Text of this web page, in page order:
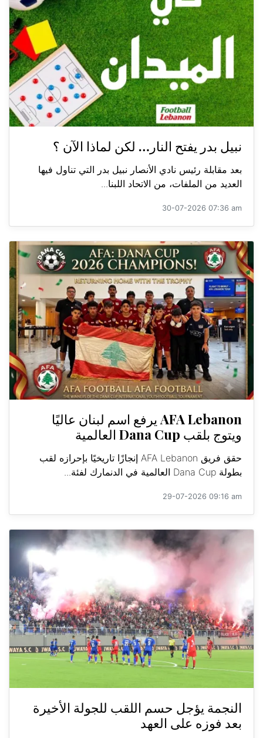
نبيل بدر يفتح النار… لكن لماذا الآن ؟
بعد مقابلة رئيس نادي الأنصار نبيل بدر التي تناول فيها
العديد من الملفات، من الاتحاد اللبنا...
30-07-2026 07:36 am
AFA Lebanon يرفع اسم لبنان عاليًا
ويتوج بلقب Dana Cup العالمية
حقق فريق AFA Lebanon إنجازًا تاريخيًا بإحرازه لقب
بطولة Dana Cup العالمية في الدنمارك لفئة...
29-07-2026 09:16 am
النجمة يؤجل حسم اللقب للجولة الأخيرة
بعد فوزه على العهد